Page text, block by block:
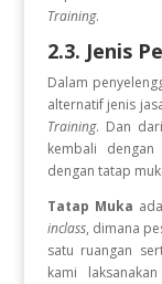
Training.
2.3. Jenis
Dalam
alternatif jenis
Training. Dan
kembali
dengan tatap
Tatap Muka
inclass, dimana
satu ruangan
kami